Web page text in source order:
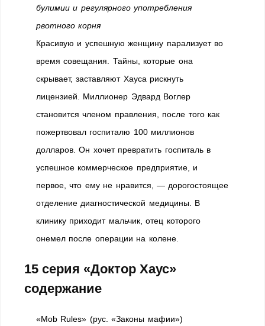
булимии и регулярного употребления
рвотного корня
Красивую и успешную женщину парализует во
время совещания. Тайны, которые она
скрывает, заставляют Хауса рискнуть
лицензией. Миллионер Эдвард Воглер
становится членом правления, после того как
пожертвовал госпиталю 100 миллионов
долларов. Он хочет превратить госпиталь в
успешное коммерческое предприятие, и
первое, что ему не нравится, — дорогостоящее
отделение диагностической медицины. В
клинику приходит мальчик, отец которого
онемел после операции на колене.
15 серия «Доктор Хаус»
содержание
«Mob Rules» (рус. «Законы мафии»)